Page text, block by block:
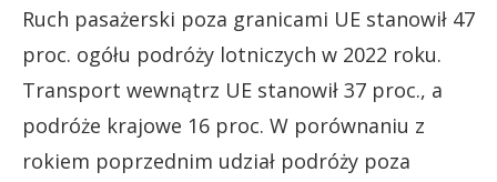
Ruch pasażerski poza granicami UE stanowił 47
proc. ogółu podróży lotniczych w 2022 roku.
Transport wewnątrz UE stanowił 37 proc., a
podróże krajowe 16 proc. W porównaniu z
rokiem poprzednim udział podróży poza